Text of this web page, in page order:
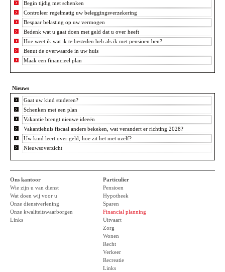
Begin tijdig met schenken
Controleer regelmatig uw beleggingsverzekering
Bespaar belasting op uw vermogen
Bedenk wat u gaat doen met geld dat u over heeft
Hoe weet ik wat ik te besteden heb als ik met pensioen ben?
Benut de overwaarde in uw huis
Maak een financieel plan
Nieuws
Gaat uw kind studeren?
Schenken met een plan
Vakantie brengt nieuwe ideeën
Vakantiehuis fiscaal anders bekeken, wat verandert er richting 2028?
Uw kind leert over geld, hoe zit het met uzelf?
Nieuwsoverzicht
Ons kantoor
Wie zijn u van dienst
Wat doen wij voor u
Onze dienstverlening
Onze kwaliteitswaarborgen
Links
Particulier
Pensioen
Hypotheek
Sparen
Financial planning
Uitvaart
Zorg
Wonen
Recht
Verkeer
Recreatie
Links